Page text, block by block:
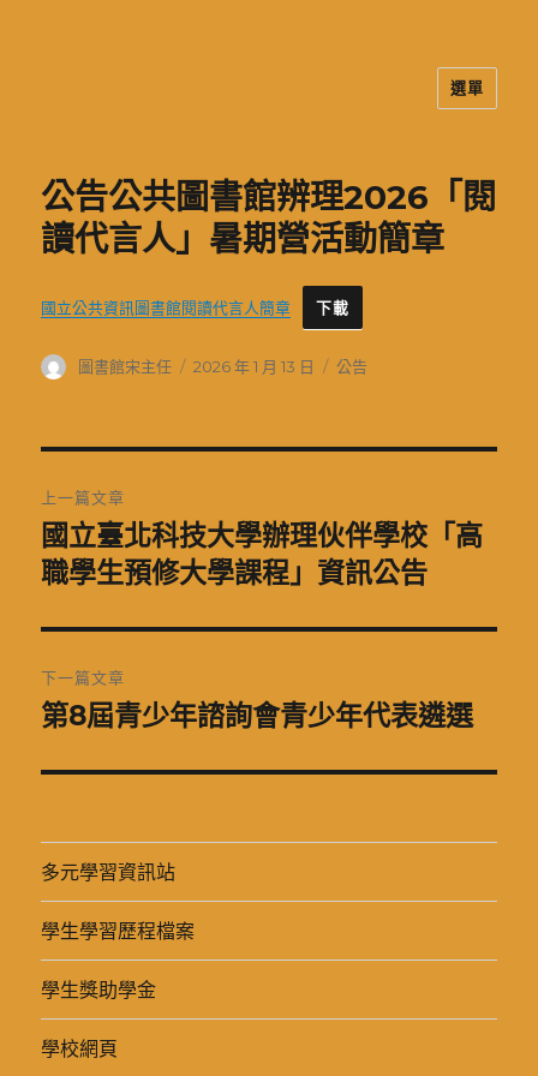
選單
公告公共圖書館辨理2026「閱
讀代言人」暑期營活動簡章
國立公共資訊圖書館閱讀代言人簡章 下載
作
圖書館宋主任
發
2026 年 1 月 13 日
分
公告
章
導
覽
上一篇文章
上
一
文
章:
國立臺北科技大學辦理伙伴學校「高
職學生預修大學課程」資訊公告
下一篇文章
下
篇
章:
第8屆青少年諮詢會青少年代表遴選
多元學習資訊站
學生學習歷程檔案
學生獎助學金
學校網頁